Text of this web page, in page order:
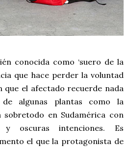
conocida como ‘suero de la
que hace perder la voluntad
que el afectado recuerde nada
algunas plantas como la
sobretodo en Sudamérica con
oscuras intenciones. Es
el que la protagonista de